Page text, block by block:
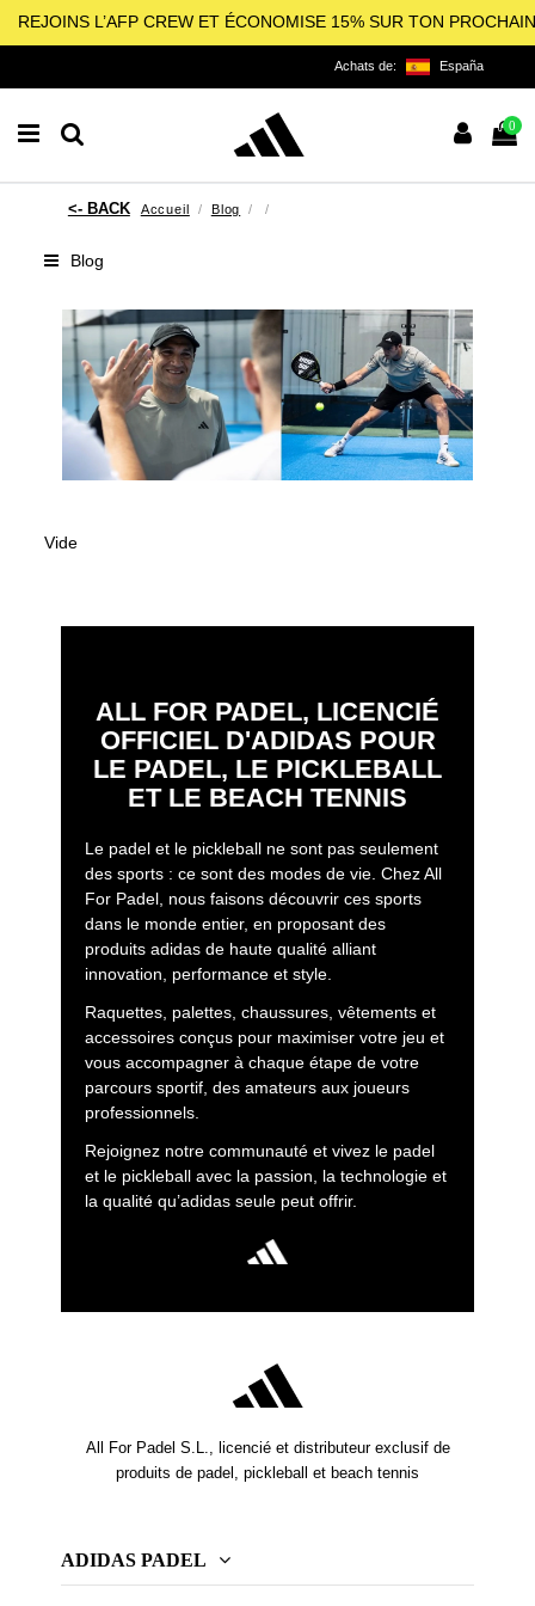
REJOINS L’AFP CREW ET ÉCONOMISE 15% SUR TON
Achats de: España
0
Accueil Blog
Blog
Vide
ALL FOR PADEL, LICENCIÉ
OFFICIEL D'ADIDAS POUR
LE PADEL, LE PICKLEBALL
ET LE BEACH TENNIS
Le padel et le pickleball ne sont pas seulement
des sports : ce sont des modes de vie. Chez All
For Padel, nous faisons découvrir ces sports
dans le monde entier, en proposant des
produits adidas de haute qualité alliant
innovation, performance et style.
Raquettes, palettes, chaussures, vêtements et
accessoires conçus pour maximiser votre jeu et
vous accompagner à chaque étape de votre
parcours sportif, des amateurs aux joueurs
professionnels.
Rejoignez notre communauté et vivez le padel
et le pickleball avec la passion, la technologie et
la qualité qu’adidas seule peut offrir.
All For Padel S.L., licencié et distributeur exclusif de
produits de padel, pickleball et beach tennis
ADIDAS PADEL